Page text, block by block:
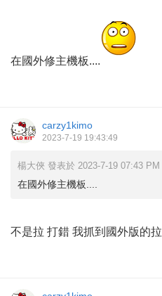
在國外修主機板....
carzy1kimo
2023-7-19 19:43:49
楊大俠 發表於 2023-7-19 07:43 PM
在國外修主機板....
不是拉 打錯 我抓到國外版的拉